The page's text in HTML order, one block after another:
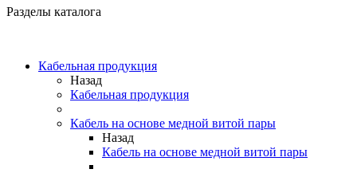
Разделы каталога
Кабельная продукция
Назад
Кабельная продукция
Кабель на основе медной витой пары
Назад
Кабель на основе медной витой пары